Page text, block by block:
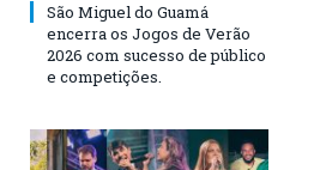
São Miguel do Guamá
encerra os Jogos de Verão
2026 com sucesso de público
e competições.